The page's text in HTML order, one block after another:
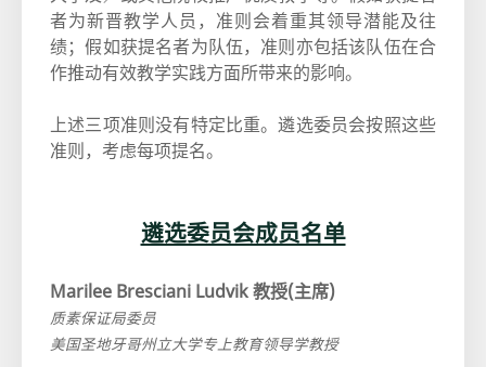
者为新晋教学人员，准则会着重其领导潜能及往
绩；假如获提名者为队伍，准则亦包括该队伍在合
作推动有效教学实践方面所带来的影响。
上述三项准则没有特定比重。遴选委员会按照这些
准则，考虑每项提名。
遴选委员会成员名单
Marilee Bresciani Ludvik 教授(主席)
质素保证局委员
美国圣地牙哥州立大学专上教育领导学教授